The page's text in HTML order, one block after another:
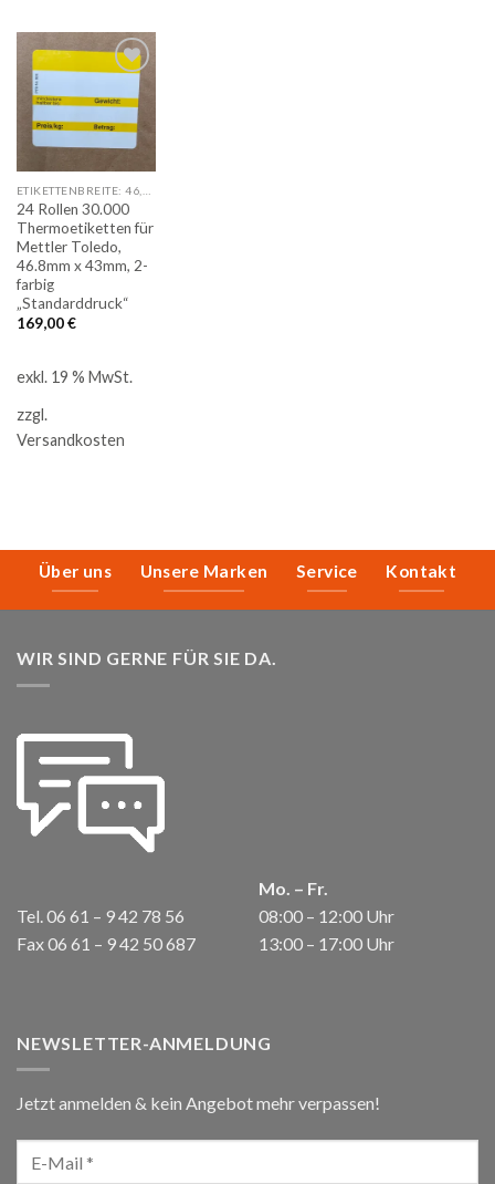
Auf
die
Merkliste
24 Rollen 30.000
Thermoetiketten für
Mettler Toledo,
46.8mm x 43mm, 2-
farbig
„Standarddruck“
169,00€
exkl. 19 % MwSt.
zzgl.
Versandkosten
Über uns Unsere Marken Service Kontakt
WIR SIND GERNE FÜR SIE DA.
Tel. 06 61 – 9 42 78 56
Fax 06 61 – 9 42 50 687
Mo. – Fr.
08:00 – 12:00 Uhr
13:00 – 17:00 Uhr
NEWSLETTER-ANMELDUNG
Jetzt anmelden & kein Angebot mehr verpassen!